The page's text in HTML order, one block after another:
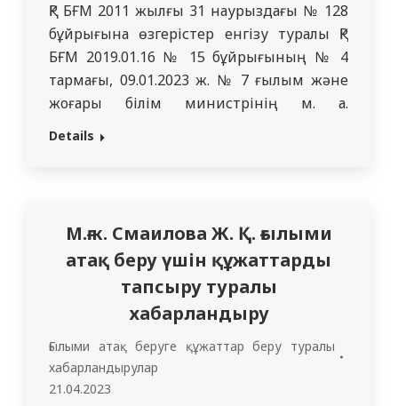
ҚР БҒМ 2011 жылғы 31 наурыздағы № 128
бұйрығына өзгерістер енгізу туралы ҚР
БҒМ 2019.01.16 № 15 бұйрығының № 4
тармағы, 09.01.2023 ж. № 7 ғылым және
жоғары білім министрінің м. а.
Бұйрығының ережесін толықтыруына
бұйрығының…
Details
М.ғ.к. Смаилова Ж. Қ. ғылыми
атақ беру үшін құжаттарды
тапсыру туралы
хабарландыру
Ғылыми атақ беруге құжаттар беру туралы
хабарландырулар
21.04.2023